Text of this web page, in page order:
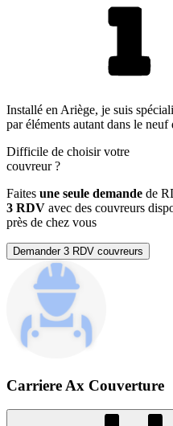
Installé en Ariège, je suis
par éléments autant dans le
Difficile de choisir votre
couvreur?
Faites une seule demande de
3 RDV avec des couvreurs
près de chez vous
Demander 3 RDV couvreurs
Carriere Ax Couverture